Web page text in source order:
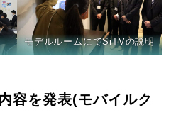
モデルルームにてSiTVの説明
容を発表(モバイルク